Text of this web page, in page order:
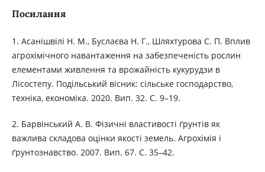
Посилання
1. Асанішвілі Н. М., Буслаєва Н. Г., Шляхтурова С. П. Вплив
агрохімічного навантаження на забезпеченість рослин
елементами живлення та врожайність кукурудзи в
Лісостепу. Подільський вісник: сільське господарство,
техніка, економіка. 2020. Вип. 32. С. 9–19.
2. Барвінський А. В. Фізичні властивості ґрунтів як
важлива складова оцінки якості земель. Агрохімія і
ґрунтознавство. 2007. Вип. 67. С. 35–42.